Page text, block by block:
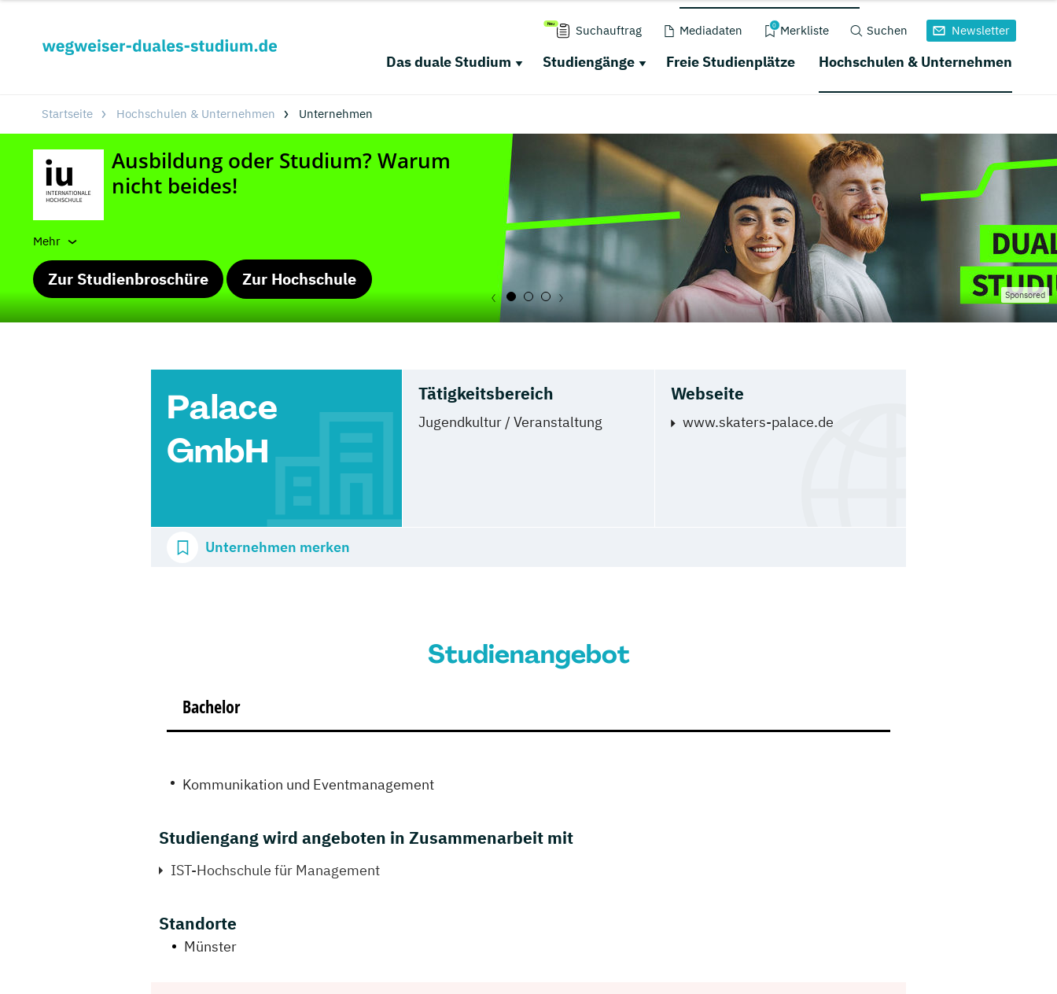
Suchauftrag Mediadaten 0 Merkliste Suchen Newsletter
Das duale Studium Studiengänge Freie Studienplätze Hochschulen & Unternehmen
Startseite Hochschulen & Unternehmen Unternehmen
Mehr
Zur Studienbroschüre Zur Hochschule
Sponsored
Palace
GmbH
Tätigkeitsbereich
Jugendkultur / Veranstaltung
Webseite
www.skaters-palace.de
Unternehmen merken
Studienangebot
Bachelor
Kommunikation und Eventmanagement
Studiengang wird angeboten in Zusammenarbeit mit
IST-Hochschule für Management
Standorte
Münster